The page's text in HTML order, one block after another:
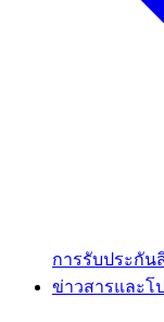
การรับประกัน
ข่าวสารและโ